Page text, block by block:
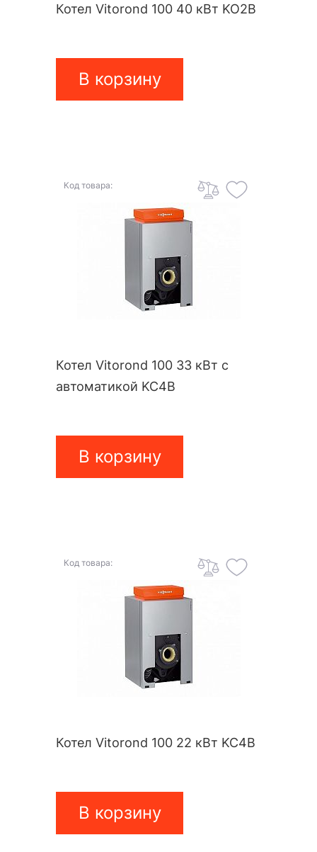
Котел Vitorond 100 40 кВт KO2B
В корзину
Код товара:
Котел Vitorond 100 33 кВт с
автоматикой KC4B
В корзину
Код товара:
Котел Vitorond 100 22 кВт KC4B
В корзину